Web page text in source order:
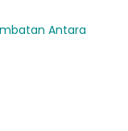
Antara